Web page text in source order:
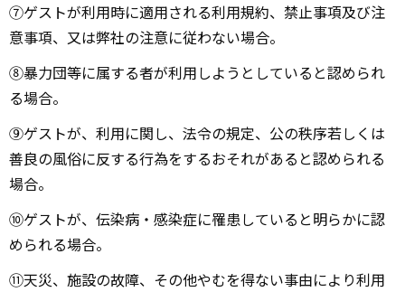
⑦ゲストが利用時に適⽤される利⽤規約、禁⽌事項及び注
意事項、又は弊社の注意に従わない場合。
⑧暴⼒団等に属する者が利⽤しようとしていると認められ
る場合。
⑨ゲストが、利⽤に関し、法令の規定、公の秩序若しくは
善良の⾵俗に反する⾏為をするおそれがあると認められる
場合。
⑩ゲストが、伝染病・感染症に罹患していると明らかに認
められる場合。
⑪天災、施設の故障、その他やむを得ない事由により利⽤